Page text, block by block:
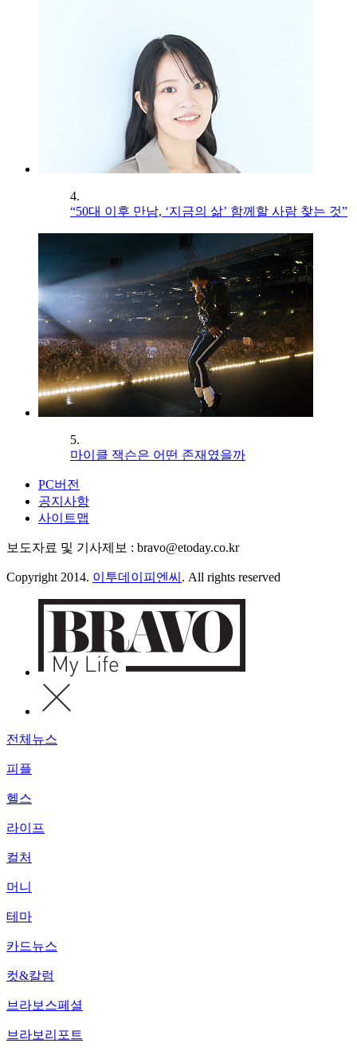
4.
“50대 이후 만남, ‘지금의 삶’ 함께할 사람 찾는 것”
5.
마이클 잭슨은 어떤 존재였을까
PC버전
공지사항
사이트맵
보도자료 및 기사제보 : bravo@etoday.co.kr
Copyright 2014. 이투데이피엔씨 . All rights reserved
전체뉴스
피플
헬스
라이프
컬처
머니
테마
카드뉴스
컷&칼럼
브라보스페셜
브라보리포트